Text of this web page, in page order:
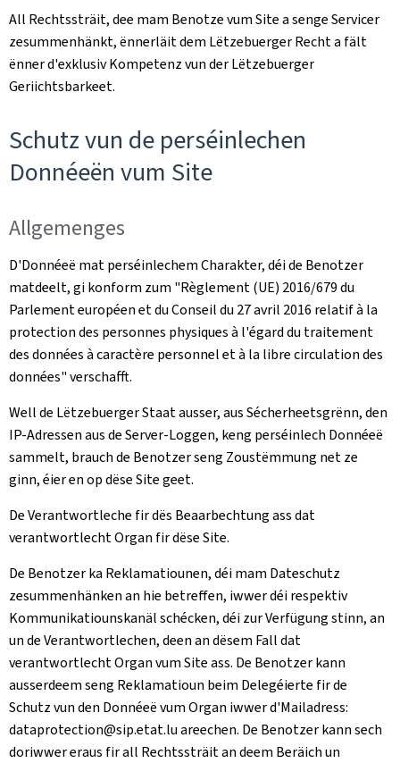
All Rechtssträit, dee mam Benotze vum Site a senge Servicer
zesummenhänkt, ënnerläit dem Lëtzebuerger Recht a fält
ënner d'exklusiv Kompetenz vun der Lëtzebuerger
Geriichtsbarkeet.
Schutz vun de perséinlechen
Donnéeën vum Site
Allgemenges
D'Donnéeë mat perséinlechem Charakter, déi de Benotzer
matdeelt, gi konform zum "Règlement (UE) 2016/679 du
Parlement européen et du Conseil du 27 avril 2016 relatif à la
protection des personnes physiques à l'égard du traitement
des données à caractère personnel et à la libre circulation des
données" verschafft.
Well de Lëtzebuerger Staat ausser, aus Sécherheetsgrënn, den
IP-Adressen aus de Server-Loggen, keng perséinlech Donnéeë
sammelt, brauch de Benotzer seng Zoustëmmung net ze
ginn, éier en op dëse Site geet.
De Verantwortleche fir dës Beaarbechtung ass dat
verantwortlecht Organ fir dëse Site.
De Benotzer ka Reklamatiounen, déi mam Dateschutz
zesummenhänken an hie betreffen, iwwer déi respektiv
Kommunikatiounskanäl schécken, déi zur Verfügung stinn, an
un de Verantwortlechen, deen an dësem Fall dat
verantwortlecht Organ vum Site ass. De Benotzer kann
ausserdeem seng Reklamatioun beim Delegéierte fir de
Schutz vun den Donnéeë vum Organ iwwer d'Mailadress:
dataprotection@sip.etat.lu areechen. De Benotzer kann sech
doriwwer eraus fir all Rechtssträit an deem Beräich un